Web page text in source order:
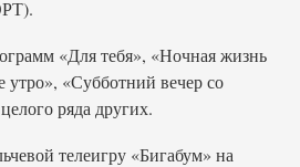
«Для тебя», «Ночная жизнь
утро», «Субботний вечер со
ряда других.
телеигру «Бигабум» на